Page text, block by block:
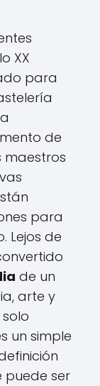
XX
para
de
maestros
para
Lejos de
de un
arte y
un simple
puede ser